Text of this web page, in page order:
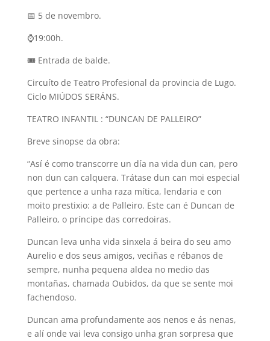
📅 5 de novembro.
⌚️19:00h.
🎟 Entrada de balde.
Circuíto de Teatro Profesional da provincia de Lugo.
Ciclo MIÚDOS SERÁNS.
TEATRO INFANTIL : “DUNCAN DE PALLEIRO”
Breve sinopse da obra:
“Así é como transcorre un día na vida dun can, pero
non dun can calquera. Trátase dun can moi especial
que pertence a unha raza mítica, lendaria e con
moito prestixio: a de Palleiro. Este can é Duncan de
Palleiro, o príncipe das corredoiras.
Duncan leva unha vida sinxela á beira do seu amo
Aurelio e dos seus amigos, veciñas e rébanos de
sempre, nunha pequena aldea no medio das
montañas, chamada Oubidos, da que se sente moi
fachendoso.
Duncan ama profundamente aos nenos e ás nenas,
e alí onde vai leva consigo unha gran sorpresa que